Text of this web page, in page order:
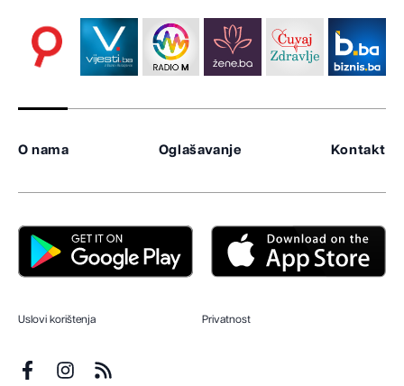
O nama Oglašavanje Kontakt
Uslovi korištenja Privatnost